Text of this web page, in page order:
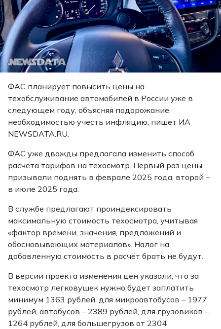
ФАС планирует повысить цены на
техобслуживание автомобилей в России уже в
следующем году, объясняя подорожание
необходимостью учесть инфляцию, пишет ИА
NEWSDATA.RU.
ФАС уже дважды предлагала изменить способ
расчёта тарифов на техосмотр. Первый раз цены
призывали поднять в феврале 2025 года, второй –
в июле 2025 года.
В службе предлагают проиндексировать
максимальную стоимость техосмотра, учитывая
«фактор времени, значения, предложений и
обосновывающих материалов». Налог на
добавленную стоимость в расчёт брать не будут.
В версии проекта изменения цен указали, что за
техосмотр легковушек нужно будет заплатить
минимум 1363 рублей, для микроавтобусов – 1977
рублей, автобусов – 2389 рублей, для грузовиков –
1264 рублей, для большегрузов от 2304